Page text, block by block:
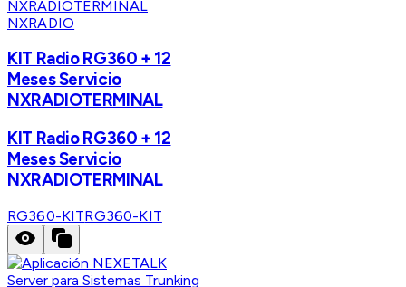
NXRADIO
KIT Radio RG360 + 12
Meses Servicio
NXRADIOTERMINAL
KIT Radio RG360 + 12
Meses Servicio
NXRADIOTERMINAL
RG360-KITRG360-KIT